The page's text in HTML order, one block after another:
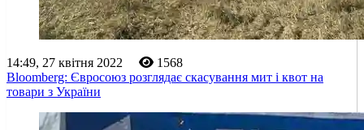
14:49, 27 квітня 2022
1568
Bloomberg: Євросоюз розглядає скасування мит і квот на
товари з України